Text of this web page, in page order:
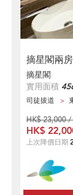
摘星閣兩
摘星閣
實用面積
司徒拔道
HK$ 23,000
HK$
上次降價日期